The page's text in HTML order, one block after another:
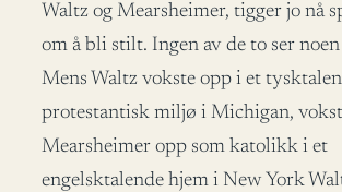
Waltz og Mearsheimer, tigger jo nå
om å bli stilt. Ingen av de to ser
Mens Waltz vokste opp i et
protestantisk miljø i Michigan,
Mearsheimer opp som katolikk i et
engelsktalende hjem i New York